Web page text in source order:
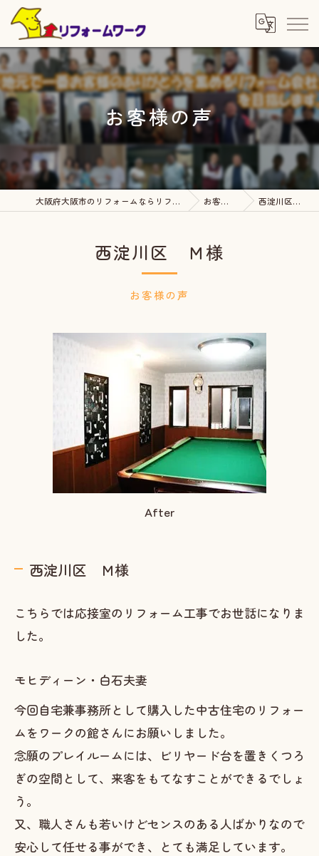
お客様の声
大阪府大阪市のリフォームならリフォームワーク お客様の声 西淀川区 Ｍ様
お客様の声
西淀川区 Ｍ様
After
西淀川区 Ｍ様
こちらでは応接室のリフォーム工事でお世話になりま
した。
モヒディーン・白石夫妻
今回自宅兼事務所として購入した中古住宅のリフォー
ムをワークの館さんにお願いしました。
念願のプレイルームには、ビリヤード台を置きくつろ
ぎの空間として、来客をもてなすことができるでしょ
う。
又、職人さんも若いけどセンスのある人ばかりなので
安心して任せる事ができ、とても満足しています。